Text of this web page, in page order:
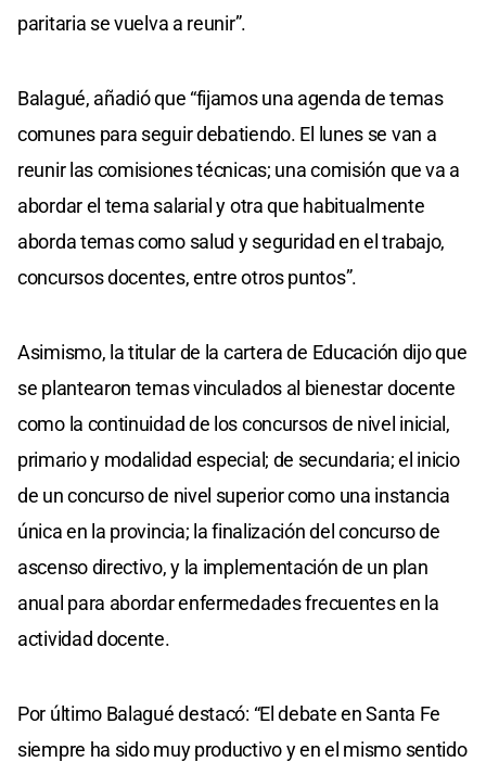
paritaria se vuelva a reunir”.
Balagué, añadió que “fijamos una agenda de temas
comunes para seguir debatiendo. El lunes se van a
reunir las comisiones técnicas; una comisión que va a
abordar el tema salarial y otra que habitualmente
aborda temas como salud y seguridad en el trabajo,
concursos docentes, entre otros puntos”.
Asimismo, la titular de la cartera de Educación dijo que
se plantearon temas vinculados al bienestar docente
como la continuidad de los concursos de nivel inicial,
primario y modalidad especial; de secundaria; el inicio
de un concurso de nivel superior como una instancia
única en la provincia; la finalización del concurso de
ascenso directivo, y la implementación de un plan
anual para abordar enfermedades frecuentes en la
actividad docente.
Por último Balagué destacó: “El debate en Santa Fe
siempre ha sido muy productivo y en el mismo sentido